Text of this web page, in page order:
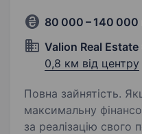
80 000 – 140 000
Valion Real
0,8 км від центру
Повна зайнятість. Якщо ти хочеш отримати
максимальну
за реалізацію свого